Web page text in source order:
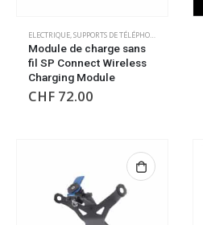
ELECTRIQUE,SUPPORTS DE TÉLÉPHONE/GPS
Module de charge sans
fil SP Connect Wireless
Charging Module
CHF 72.00